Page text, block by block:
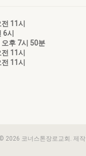
11시
6시
오후 7시 50분
11시
11시
© 2026 코너스톤장로교회. 제작